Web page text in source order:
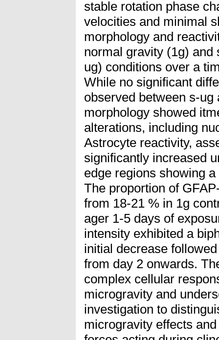
stable rotation phase
velocities and minimal
morphology and
normal gravity (1g)
ug) conditions over a
While no significant
observed between s-
morphology showed
alterations, including
Astrocyte reactivity,
significantly increased
edge regions showing
The proportion of
from 18-21 % in 1g
ager 1-5 days of
intensity exhibited a
initial decrease
from day 2 onwards.
complex cellular
microgravity and
investigation to
microgravity effects